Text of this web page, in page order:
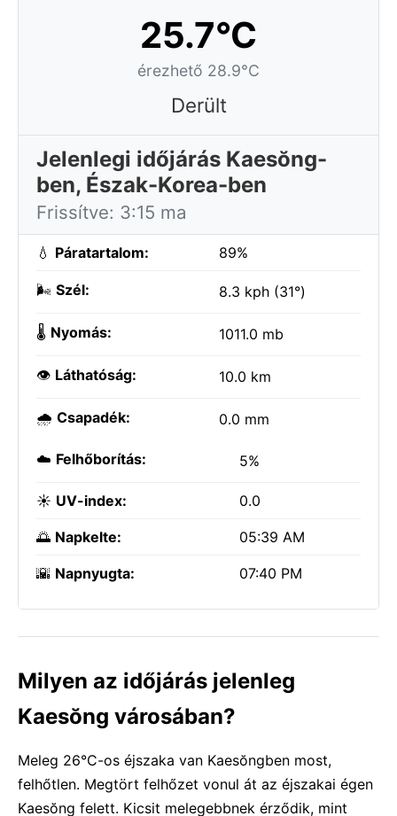
25.7°C
érezhető 28.9°C
Derült
Jelenlegi időjárás Kaesŏng-
ben, Észak-Korea-ben
Frissítve: 3:15 ma
💧 Páratartalom: 89%
🌬️ Szél: 8.3 kph (31°)
🌡️ Nyomás: 1011.0 mb
👁️ Láthatóság: 10.0 km
🌧️ Csapadék: 0.0 mm
☁️ Felhőborítás: 5%
☀️ UV-index: 0.0
🌅 Napkelte: 05:39 AM
🌇 Napnyugta: 07:40 PM
Milyen az időjárás jelenleg
Kaesŏng városában?
Meleg 26°C-os éjszaka van Kaesŏngben most,
felhőtlen. Megtört felhőzet vonul át az éjszakai égen
Kaesŏng felett. Kicsit melegebbnek érződik, mint